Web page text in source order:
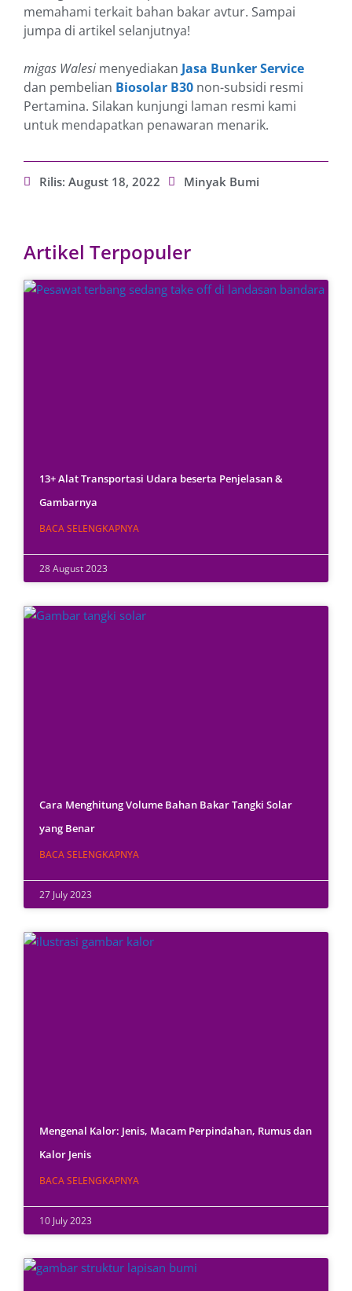
memahami terkait bahan bakar avtur. Sampai
jumpa di artikel selanjutnya!
migas Walesi menyediakan Jasa Bunker Service
dan pembelian Biosolar B30 non-subsidi resmi
Pertamina. Silakan kunjungi laman resmi kami
untuk mendapatkan penawaran menarik.
Rilis: August 18, 2022 Minyak Bumi
Artikel Terpopuler
13+ Alat Transportasi Udara beserta Penjelasan &
Gambarnya
BACA SELENGKAPNYA
28 August 2023
Cara Menghitung Volume Bahan Bakar Tangki Solar
yang Benar
BACA SELENGKAPNYA
27 July 2023
Mengenal Kalor: Jenis, Macam Perpindahan, Rumus dan
Kalor Jenis
BACA SELENGKAPNYA
10 July 2023